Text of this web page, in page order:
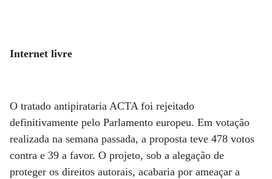
Internet livre
O tratado antipirataria ACTA foi rejeitado
definitivamente pelo Parlamento europeu. Em votação
realizada na semana passada, a proposta teve 478 votos
contra e 39 a favor. O projeto, sob a alegação de
proteger os direitos autorais, acabaria por ameaçar a